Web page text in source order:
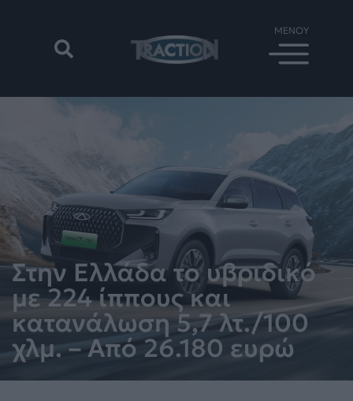
Στην Ελλάδα το υβριδικό
με 224 ίππους και
κατανάλωση 5,7 λτ./100
χλμ. – Από 26.180 ευρώ